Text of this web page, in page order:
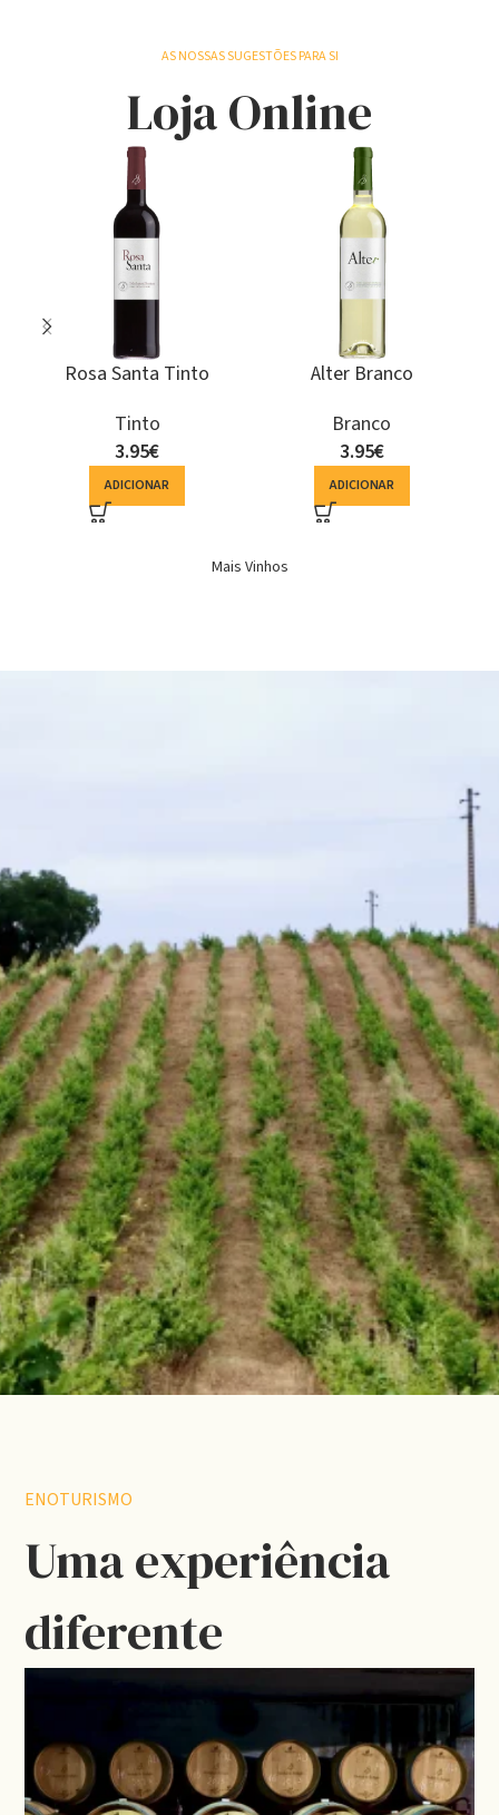
AS NOSSAS SUGESTÕES PARA SI
Loja Online
Terras de Monforte
Branco
Branco
6.94€
Herdade do Perdigão
Espumante
10.15€
ADICIONAR
ENOTURISMO
Uma experiência
diferente